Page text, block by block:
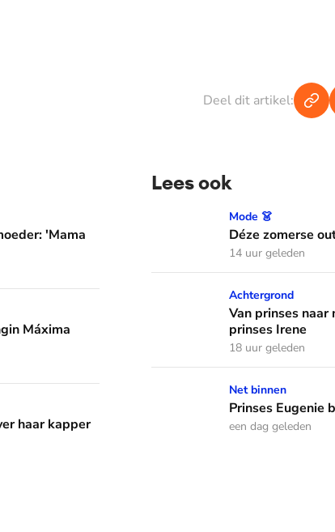
Deel dit artikel:
huil je?'
'Mama
van hun drie dochters
Máxima
favoriete kapsels
haar kapper
Lees ook
Déze zomerse outfits droeg
Mode 👗
Déze zomerse
14 uur geleden
Van prinses naarAchtergrond
Van prinses naar
prinses Irene
18 uur geleden
Prinses Eugenie bevalt van
Net binnen
Prinses Eugenie
een dag geleden